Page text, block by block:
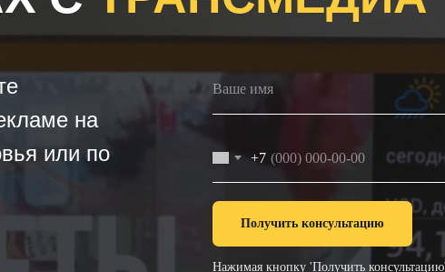
на
или по
+7
Получить консультацию
Нажимая кнопку 'Получить